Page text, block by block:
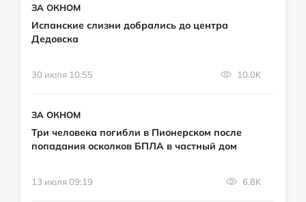
ЗА ОКНОМ
Испанские слизни добрались до центра
Дедовска
30 июля 10:55 10.0K
ЗА ОКНОМ
Три человека погибли в Пионерском после
попадания осколков БПЛА в частный дом
13 июля 09:19 6.8K